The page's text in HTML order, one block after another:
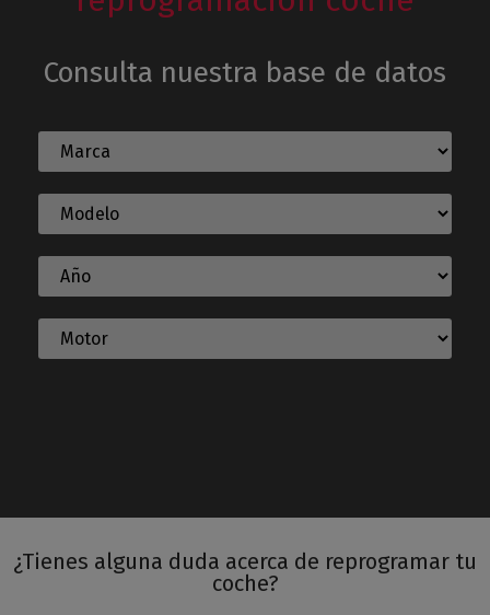
Consulta nuestra base de datos
¿Tienes alguna duda acerca de reprogramar tu
coche?